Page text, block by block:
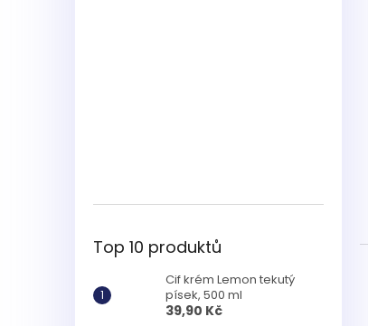
Top 10 produktů
Cif krém Lemon tekutý
písek, 500 ml
39,90 Kč